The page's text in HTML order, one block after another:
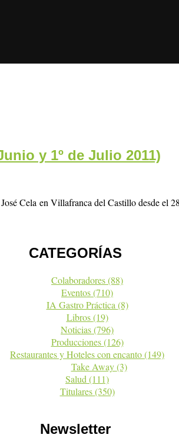
y 1º de Julio 2011)
Cela en Villafranca del Castillo desde
CATEGORÍAS
Colaboradores(88)
Eventos(710)
IA Gastro Práctica(8)
Libros(19)
Noticias(796)
Producciones(126)
Restaurantes y Hoteles con encanto(149)
Take Away(3)
Salud(111)
Titulares(350)
Newsletter